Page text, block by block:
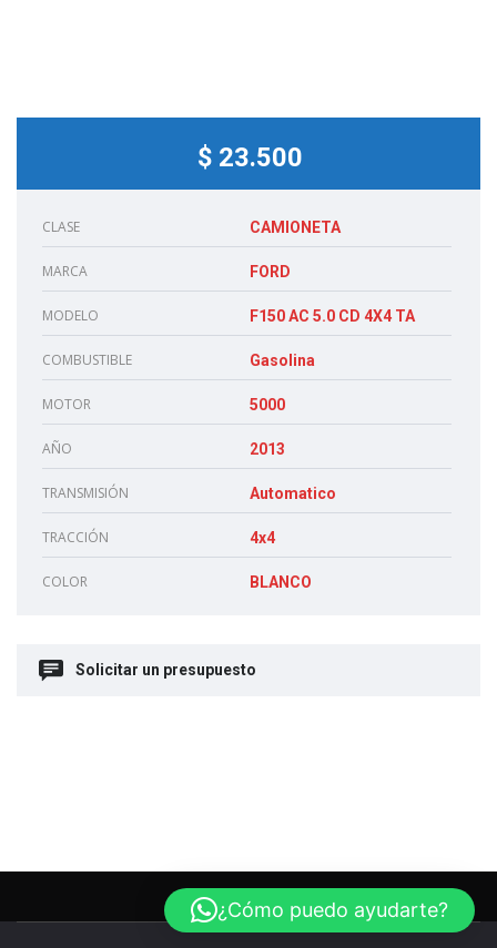
$ 23.500
CLASE CAMIONETA
MARCA FORD
MODELO F150 AC 5.0 CD 4X4 TA
COMBUSTIBLE Gasolina
MOTOR 5000
AÑO 2013
TRANSMISIÓN Automatico
TRACCIÓN 4x4
COLOR BLANCO
Solicitar un presupuesto
¿Cómo puedo ayudarte?